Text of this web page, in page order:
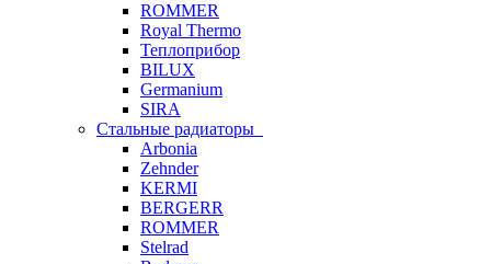
ROMMER
Royal Thermo
Теплоприбор
BILUX
Germanium
SIRA
Стальные радиаторы
Arbonia
Zehnder
KERMI
BERGERR
ROMMER
Stelrad